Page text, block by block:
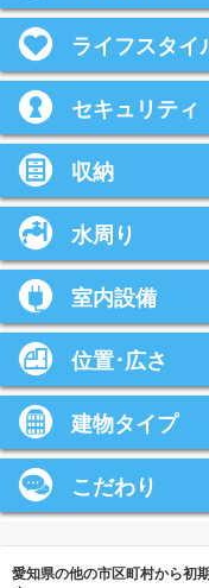
ライフスタイ
セキュリティ
収納
水周り
室内設備
位置･広さ
建物タイプ
こだわり
愛知県の他の市区町村から初